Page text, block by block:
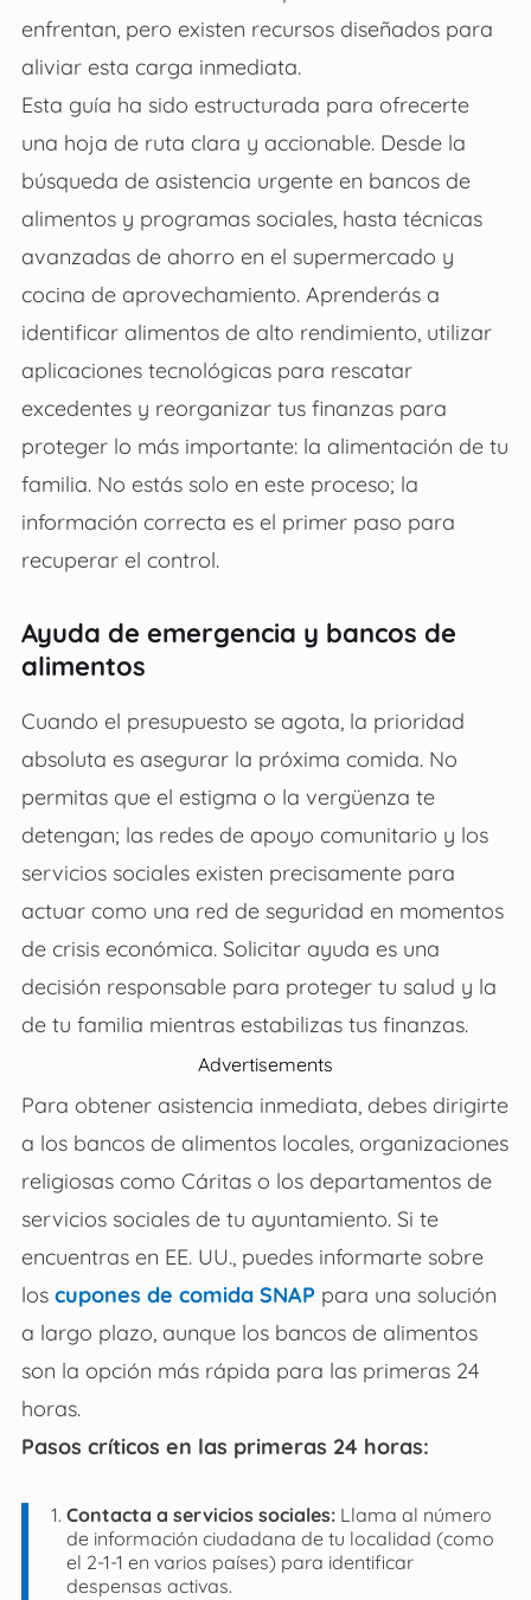
enfrentan, pero existen recursos diseñados para
aliviar esta carga inmediata.
Esta guía ha sido estructurada para ofrecerte
una hoja de ruta clara y accionable. Desde la
búsqueda de asistencia urgente en bancos de
alimentos y programas sociales, hasta técnicas
avanzadas de ahorro en el supermercado y
cocina de aprovechamiento. Aprenderás a
identificar alimentos de alto rendimiento, utilizar
aplicaciones tecnológicas para rescatar
excedentes y reorganizar tus finanzas para
proteger lo más importante: la alimentación de tu
familia. No estás solo en este proceso; la
información correcta es el primer paso para
recuperar el control.
Ayuda de emergencia y bancos de
alimentos
Cuando el presupuesto se agota, la prioridad
absoluta es asegurar la próxima comida. No
permitas que el estigma o la vergüenza te
detengan; las redes de apoyo comunitario y los
servicios sociales existen precisamente para
actuar como una red de seguridad en momentos
de crisis económica. Solicitar ayuda es una
decisión responsable para proteger tu salud y la
de tu familia mientras estabilizas tus finanzas.
Advertisements
Para obtener asistencia inmediata, debes dirigirte
a los bancos de alimentos locales, organizaciones
religiosas como Cáritas o los departamentos de
servicios sociales de tu ayuntamiento. Si te
encuentras en EE. UU., puedes informarte sobre
los cupones de comida SNAPpara una solución
a largo plazo, aunque los bancos de alimentos
son la opción más rápida para las primeras 24
horas.
Pasos críticos en las primeras 24 horas:
Contacta a servicios sociales:Llama al número
de información ciudadana de tu localidad (como
el 2-1-1 en varios países) para identificar
despensas activas.